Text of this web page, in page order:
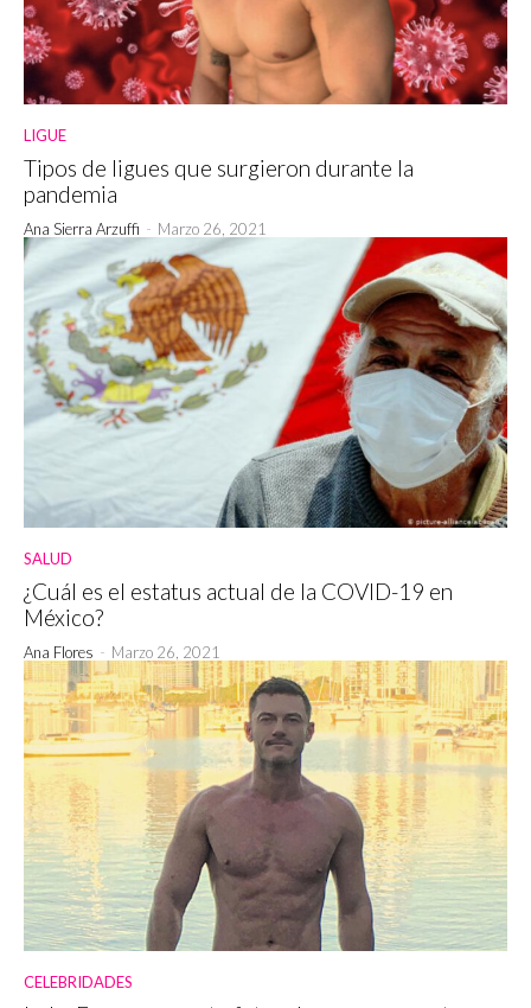
LIGUE
Tipos de ligues que surgieron durante la
pandemia
Ana Sierra Arzuffi - Marzo 26, 2021
SALUD
¿Cuál es el estatus actual de la COVID-19 en
México?
Ana Flores - Marzo 26, 2021
CELEBRIDADES